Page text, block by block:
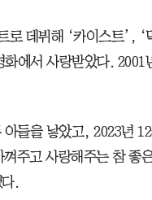
로 데뷔해 ‘카이스트’, ‘
에서 사랑받았다. 2001
들을 낳았고, 2023년
주고 사랑해주는 참 좋
.